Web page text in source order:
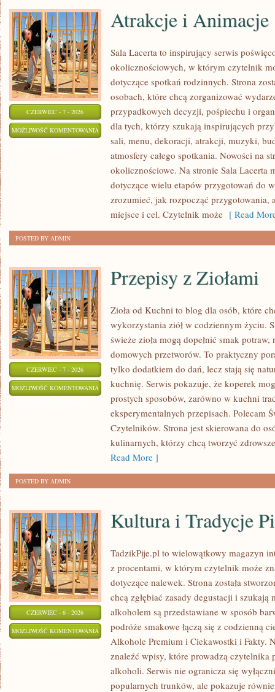
CZERWIEC - 7 - 2026
MOŻLIWOŚĆ KOMENTOWANIA ATRAKCJE
ANIMACJE
Atrakcje i Animacje
Sala Lacerta to inspirujący serwis
okolicznościowych, w którym czytelnik
dotyczące spotkań rodzinnych. Strona
osobach, które chcą zorganizować
przypadkowych decyzji, pośpiechu i
dla tych, którzy szukają inspirujących
sali, menu, dekoracji, atrakcji, muzyki,
atmosfery całego spotkania. Nowości na
okolicznościowe. Na stronie Sala Lacerta
dotyczące wielu etapów przygotowań do
zrozumieć, jak rozpocząć przygotowania,
miejsce i cel. Czytelnik może [ Read
POSTED BY ADMIN
CZERWIEC - 7 - 2026
MOŻLIWOŚĆ KOMENTOWANIA PRZEPISY
ZIOŁAMI
Przepisy z Ziołami
Zioła od Kuchni to blog dla osób, które
wykorzystania ziół w codziennym życiu.
świeże zioła mogą dopełnić smak
domowych przetworów. To praktyczny
tylko dodatkiem do dań, lecz stają się
kuchnię. Serwis pokazuje, że koperek
prostych sposobów, zarówno w kuchni
eksperymentalnych przepisach. Polecam
Czytelników. Strona jest skierowana do
kulinarnych, którzy chcą tworzyć
Read More ]
POSTED BY ADMIN
CZERWIEC - 6 - 2026
MOŻLIWOŚĆ KOMENTOWANIA KULTURA
TRADYCJE
PICIE
Kultura i Tradycje
TadzikPije.pl to wielowątkowy magazyn
z procentami, w którym czytelnik może
dotyczące nalewek. Strona została
chcą zgłębiać zasady degustacji i
alkoholem są przedstawiane w sposób
podróże smakowe łączą się z codzienną
Alkohole Premium i Ciekawostki i Fakty.
znaleźć wpisy, które prowadzą czytelnika
alkoholi. Serwis nie ogranicza się
popularnych trunków, ale pokazuje